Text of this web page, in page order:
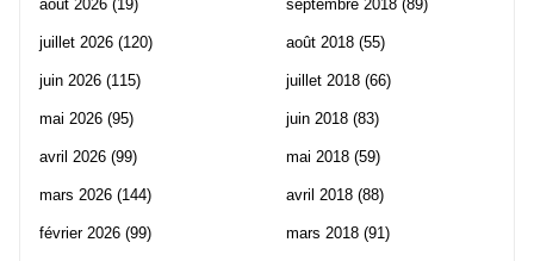
août 2026 (19)
juillet 2026 (120)
juin 2026 (115)
mai 2026 (95)
avril 2026 (99)
mars 2026 (144)
février 2026 (99)
septembre 2018 (89)
août 2018 (55)
juillet 2018 (66)
juin 2018 (83)
mai 2018 (59)
avril 2018 (88)
mars 2018 (91)